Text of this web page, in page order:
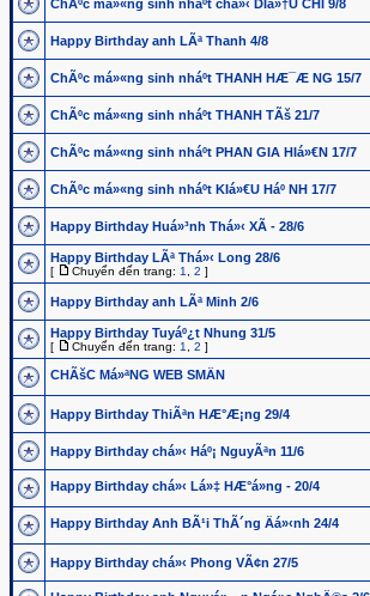
ChÃºc má»«ng sinh nháº­t chá»‹ DIá»†U CHI 9/8
Happy Birthday anh LÃª Thanh 4/8
ChÃºc má»«ng sinh nháº­t THANH HÆ¯Æ NG 15/7
ChÃºc má»«ng sinh nháº­t THANH TÃš 21/7
ChÃºc má»«ng sinh nháº­t PHAN GIA HIá»€N 17/7
ChÃºc má»«ng sinh nháº­t KIá»€U Háº NH 17/7
Happy Birthday Huá»³nh Thá»‹ XÃ­ - 28/6
Happy Birthday LÃª Thá»‹ Long 28/6
[ Chuyển đến trang: 1 2 ]
Happy Birthday anh LÃª Minh 2/6
Happy Birthday Tuyáº¿t Nhung 31/5
[ Chuyển đến trang: 1 2 ]
CHÃšC Má»ªNG WEB SMÄN
Happy Birthday ThiÃªn HÆ°Æ¡ng 29/4
Happy Birthday chá»‹ Háº¡ NguyÃªn 11/6
Happy Birthday chá»‹ Lá»‡ HÆ°á»ng - 20/4
Happy Birthday Anh BÃ¹i ThÃ´ng Äá»‹nh 24/4
Happy Birthday chá»‹ Phong VÃ¢n 27/5